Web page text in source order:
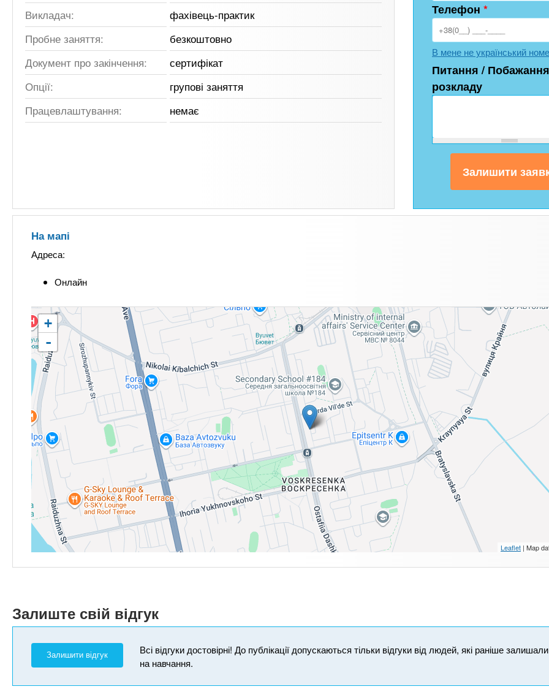
Викладач:
фахівець-практик
Пробне заняття:
безкоштовно
Документ про закінчення:
сертифікат
Опції:
групові заняття
Працевлаштування:
немає
Телефон *
В мене не український
Питання /
розкладу
На мапі
Адреса:
Онлайн
+
-
Leaflet | Map
Залиште свій відгук
Залишити відгук
Всі відгуки достовірні! До публікації допускаються тільки відгуки від людей, які раніше
на навчання.